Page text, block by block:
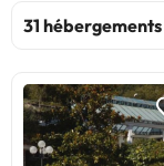
31 hébergements